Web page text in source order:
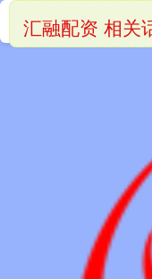
汇融配资 相关